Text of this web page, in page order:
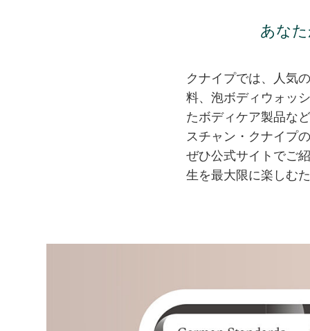
あな
クナイプでは、人気
料、泡ボディウォッ
たボディケア製品な
スチャン・クナイプ
ぜひ公式サイトでご
生を最大限に楽しむ